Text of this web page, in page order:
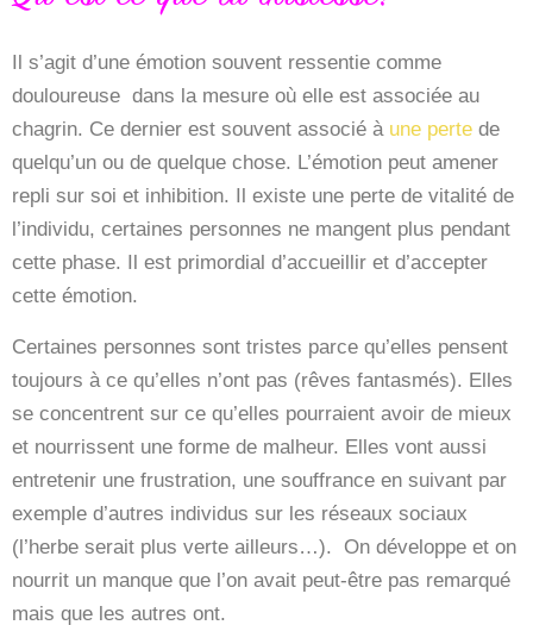
Il s’agit d’une émotion souvent ressentie comme
douloureuse dans la mesure où elle est associée au
chagrin. Ce dernier est souvent associé àune perte de
quelqu’un ou de quelque chose. L’émotion peut amener
repli sur soi et inhibition. Il existe une perte de vitalité de
l’individu, certaines personnes ne mangent plus pendant
cette phase. Il est primordial d’accueillir et d’accepter
cette émotion.
Certaines personnes sont tristes parce qu’elles pensent
toujours à ce qu’elles n’ont pas (rêves fantasmés). Elles
se concentrent sur ce qu’elles pourraient avoir de mieux
et nourrissent une forme de malheur. Elles vont aussi
entretenir une frustration, une souffrance en suivant par
exemple d’autres individus sur les réseaux sociaux
(l’herbe serait plus verte ailleurs…). On développe et on
nourrit un manque que l’on avait peut-être pas remarqué
mais que les autres ont.